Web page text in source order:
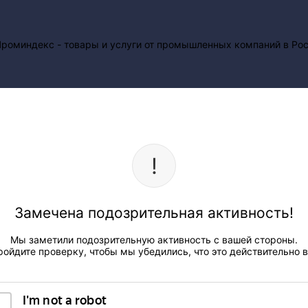
Замечена подозрительная активность!
Мы заметили подозрительную активность с вашей стороны.
проверку, чтобы мы убедились, что это действительно